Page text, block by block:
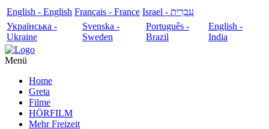
English - English Français - France
עִבְרִית - Israel
Українська -
Ukraine
Svenska -
Sweden
Português -
Brazil
English -
India
Menü
Home
Greta
Filme
HÖRFILM
Mehr Freizeit